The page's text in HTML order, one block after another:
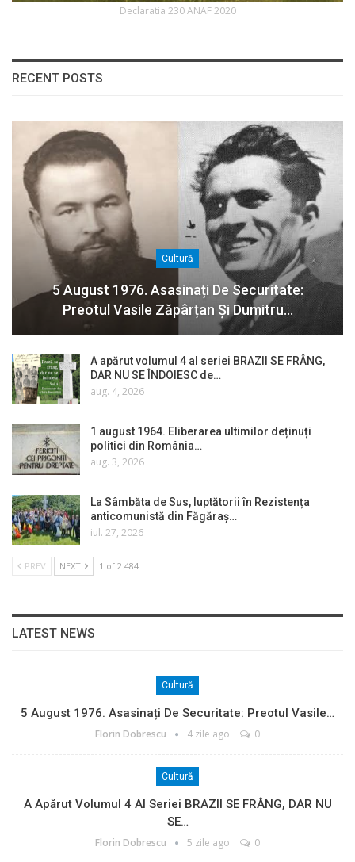
Declaratia 230 ANAF 2020
RECENT POSTS
Cultură
5 August 1976. Asasinați De Securitate:
Preotul Vasile Zăpârțan Și Dumitru…
A apărut volumul 4 al seriei BRAZII SE FRÂNG,
DAR NU SE ÎNDOIESC de…
aug. 4, 2026
1 august 1964. Eliberarea ultimilor deținuți
politici din România…
aug. 3, 2026
La Sâmbăta de Sus, luptătorii în Rezistența
anticomunistă din Făgăraș…
iul. 27, 2026
PREV NEXT 1 of 2.484
LATEST NEWS
Cultură
5 August 1976. Asasinați De Securitate: Preotul Vasile…
Florin Dobrescu 4 zile ago 0
Cultură
A Apărut Volumul 4 Al Seriei BRAZII SE FRÂNG, DAR NU
SE…
Florin Dobrescu 5 zile ago 0